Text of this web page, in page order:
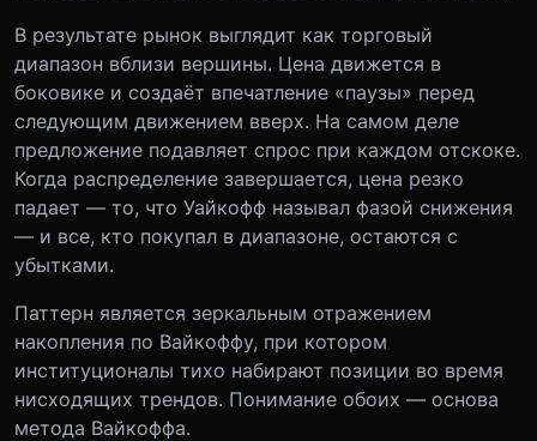
В результате рынок выглядит как торговый
диапазон вблизи вершины. Цена движется в
боковике и создаёт впечатление «паузы» перед
следующим движением вверх. На самом деле
предложение подавляет спрос при каждом отскоке.
Когда распределение завершается, цена резко
падает — то, что Уайкофф называл фазой снижения
— и все, кто покупал в диапазоне, остаются с
убытками.
Паттерн является зеркальным отражением
накопления по Вайкоффу, при котором
институционалы тихо набирают позиции во время
нисходящих трендов. Понимание обоих — основа
метода Вайкоффа.